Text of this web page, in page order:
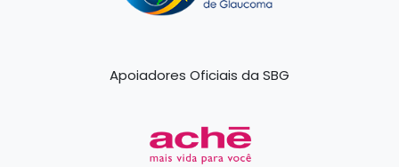
Apoiadores Oficiais da SBG